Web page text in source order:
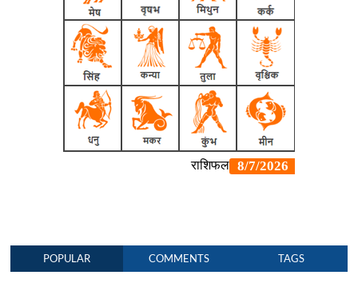
POPULAR COMMENTS TAGS